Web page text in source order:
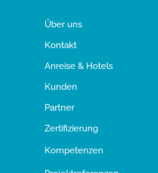
Über uns
Kontakt
Anreise & Hotels
Kunden
Partner
Zertifizierung
Kompetenzen